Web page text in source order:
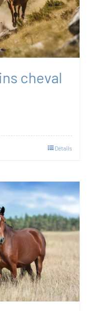
cheval
Détails